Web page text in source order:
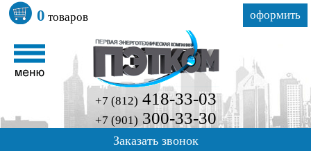
0 товаров оформить
+7 (812) 418-33-03
+7 (901) 300-33-30
Заказать звонок